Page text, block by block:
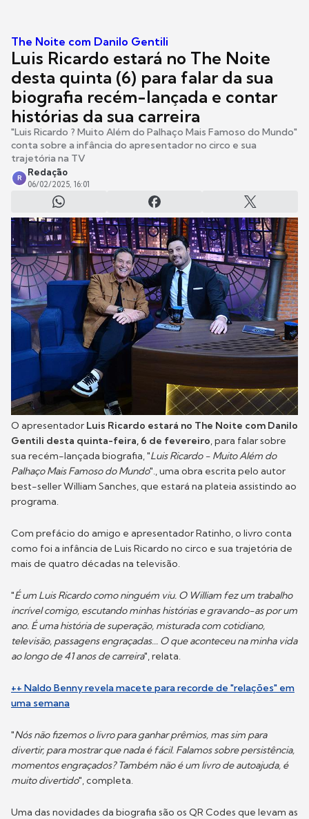
The Noite com Danilo Gentili
Luis Ricardo estará no The Noite
desta quinta (6) para falar da sua
biografia recém-lançada e contar
histórias da sua carreira
"Luis Ricardo ? Muito Além do Palhaço Mais Famoso do Mundo"
conta sobre a infância do apresentador no circo e sua
trajetória na TV
R
Redação
06/02/2025, 16:01
O apresentador Luis Ricardo estará no The Noite com Danilo
Gentili desta quinta-feira, 6 de fevereiro, para falar sobre
sua recém-lançada biografia, "Luis Ricardo - Muito Além do
Palhaço Mais Famoso do Mundo"., uma obra escrita pelo autor
best-seller William Sanches, que estará na plateia assistindo ao
programa.
Com prefácio do amigo e apresentador Ratinho, o livro conta
como foi a infância de Luis Ricardo no circo e sua trajetória de
mais de quatro décadas na televisão.
"É um Luis Ricardo como ninguém viu. O William fez um trabalho
incrível comigo, escutando minhas histórias e gravando-as por um
ano. É uma história de superação, misturada com cotidiano,
televisão, passagens engraçadas... O que aconteceu na minha vida
ao longo de 41 anos de carreira", relata.
++ Naldo Benny revela macete para recorde de "relações" em
uma semana
"Nós não fizemos o livro para ganhar prêmios, mas sim para
divertir, para mostrar que nada é fácil. Falamos sobre persistência,
momentos engraçados? Também não é um livro de autoajuda, é
muito divertido", completa.
Uma das novidades da biografia são os QR Codes que levam as